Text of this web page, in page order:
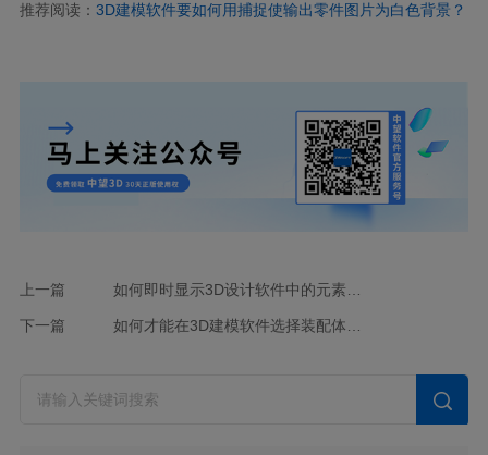
推荐阅读： 3D建模软件要如何用捕捉使输出零件图片为白色背景？
上一篇 如何即时显示3D设计软件中的元素信息？
下一篇